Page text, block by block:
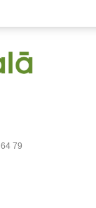
79